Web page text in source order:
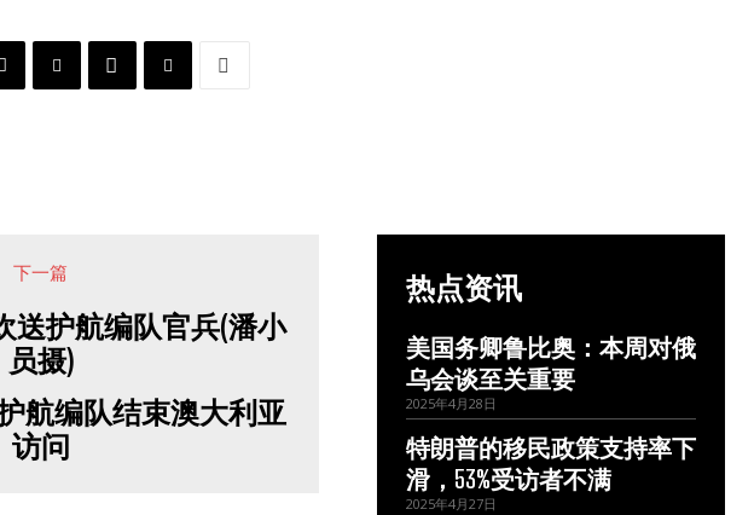
下一篇
航编队结束澳大利亚
访问
热点资讯
美国务卿鲁比奥：本周对俄
乌会谈至关重要
2025年4月28日
特朗普的移民政策支持率下
滑，53%受访者不满
2025年4月27日